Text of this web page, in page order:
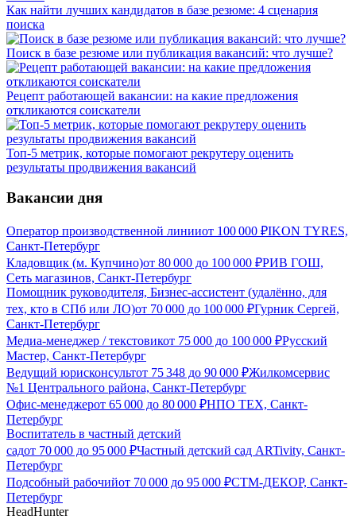
Как найти лучших кандидатов в базе резюме: 4 сценария
поиска
Поиск в базе резюме или публикация вакансий: что лучше?
Рецепт работающей вакансии: на какие предложения
откликаются соискатели
Топ-5 метрик, которые помогают рекрутеру оценить
результаты продвижения вакансий
Вакансии дня
Оператор производственной линииот 100 000 ₽IKON TYRES,
Санкт-Петербург
Кладовщик (м. Купчино)от 80 000 до 100 000 ₽РИВ ГОШ,
Сеть магазинов, Санкт-Петербург
Помощник руководителя, Бизнес-ассистент (удалённо, для
тех, кто в СПб или ЛО)от 70 000 до 100 000 ₽Гурник Сергей,
Санкт-Петербург
Медиа-менеджер / текстовикот 75 000 до 100 000 ₽Русский
Мастер, Санкт-Петербург
Ведущий юрисконсультот 75 348 до 90 000 ₽Жилкомсервис
№1 Центрального района, Санкт-Петербург
Офис-менеджерот 65 000 до 80 000 ₽НПО ТЕХ, Санкт-
Петербург
Воспитатель в частный детский
садот 70 000 до 95 000 ₽Частный детский сад ARTivity, Санкт-
Петербург
Подсобный рабочийот 70 000 до 95 000 ₽СТМ-ДЕКОР, Санкт-
Петербург
HeadHunter